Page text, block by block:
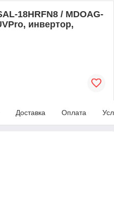
18HRFN8 / MDOAG-
инвертор,
Доставка Оплата